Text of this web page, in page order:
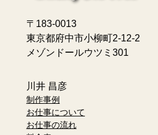
〒183-0013
東京都府中市小柳町2-12-2
メゾンドールウツミ301
川井 昌彦
制作事例
お仕事について
お仕事の流れ